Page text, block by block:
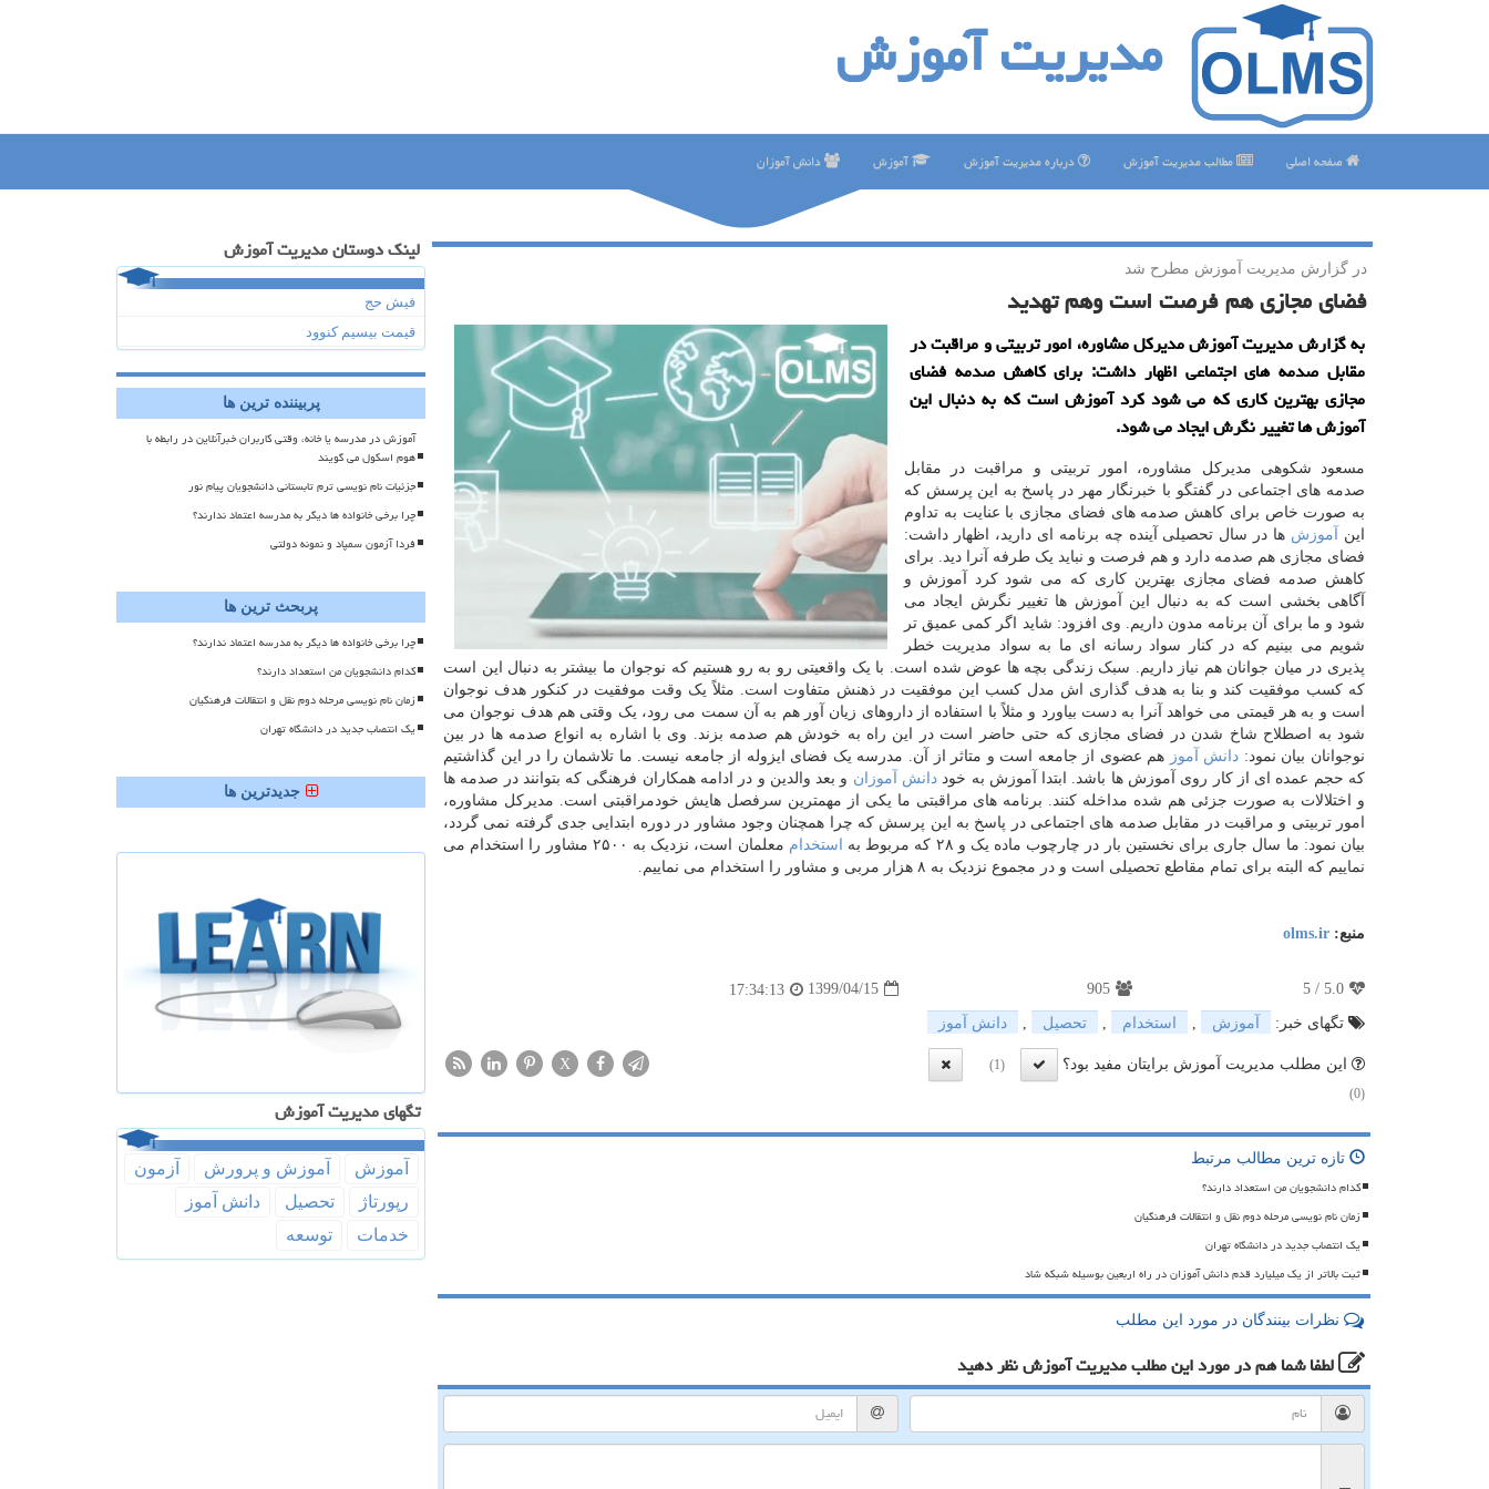
مدیریت آموزش
صفحه اصلی مطالب مدیریت آموزش درباره مدیریت آموزش آموزش دانش آموزان
در گزارش مدیریت آموزش مطرح شد
فضای مجازی هم فرصت است وهم تهدید
به گزارش مدیریت آموزش مدیركل مشاوره، امور تربیتی و مراقبت در
مقابل صدمه های اجتماعی اظهار داشت: برای كاهش صدمه فضای
مجازی بهترین كاری كه می شود كرد آموزش است كه به دنبال این
آموزش ها تغییر نگرش ایجاد می شود.
مسعود شکوهی مدیرکل مشاوره، امور تربیتی و مراقبت در مقابل
صدمه های اجتماعی در گفتگو با خبرنگار مهر در پاسخ به این پرسش که
به صورت خاص برای کاهش صدمه های فضای مجازی با عنایت به تداوم
این
آموزش ها در سال تحصیلی آینده چه برنامه ای دارید، اظهار داشت:
فضای مجازی هم صدمه دارد و هم فرصت و نباید یک طرفه آنرا دید. برای
کاهش صدمه فضای مجازی بهترین کاری که می شود کرد آموزش و
آگاهی بخشی است که به دنبال این آموزش ها تغییر نگرش ایجاد می
شود و ما برای آن برنامه مدون داریم. وی افزود: شاید اگر کمی عمیق تر
شویم می بینیم که در کنار سواد رسانه ای ما به سواد مدیریت خطر
پذیری در میان جوانان هم نیاز داریم. سبک زندگی بچه ها عوض شده است. با یک واقعیتی رو به رو هستیم که نوجوان ما بیشتر به دنبال این است
که کسب موفقیت کند و بنا به هدف گذاری اش مدل کسب این موفقیت در ذهنش متفاوت است. مثلاً یک وقت موفقیت در کنکور هدف نوجوان
است و به هر قیمتی می خواهد آنرا به دست بیاورد و مثلاً با استفاده از داروهای زیان آور هم به آن سمت می رود، یک وقتی هم هدف نوجوان می
شود به اصطلاح شاخ شدن در فضای مجازی که حتی حاضر است در این راه به خودش هم صدمه بزند. وی با اشاره به انواع صدمه ها در بین
نوجوانان بیان نمود: دانش آموز هم عضوی از جامعه است و متاثر از آن. مدرسه یک فضای ایزوله از جامعه نیست. ما تلاشمان را در این گذاشتیم
که حجم عمده ای از کار روی آموزش ها باشد. ابتدا آموزش به خود دانش آموزان و بعد والدین و در ادامه همکاران فرهنگی که بتوانند در صدمه ها
و اختلالات به صورت جزئی هم شده مداخله کنند. برنامه های مراقبتی ما یکی از مهمترین سرفصل هایش خودمراقبتی است. مدیرکل مشاوره،
امور تربیتی و مراقبت در مقابل صدمه های اجتماعی در پاسخ به این پرسش که چرا همچنان وجود مشاور در دوره ابتدایی جدی گرفته نمی گردد،
بیان نمود: ما سال جاری برای نخستین بار در چارچوب ماده یک و ۲۸ که مربوط به
استخدام
معلمان است، نزدیک به ۲۵۰۰ مشاور را استخدام می
نماییم که البته برای تمام مقاطع تحصیلی است و در مجموع نزدیک به ۸ هزار مربی و مشاور را استخدام می نماییم.
منبع: olms.ir
5.0
/
5
905
1399/04/15
17:34:13
تگهای خبر:
آموزش استخدام تحصیل دانش آموز
این مطلب مدیریت آموزش برایتان مفید بود؟
(1)
(0)
X
تازه ترین مطالب مرتبط
کدام دانشجویان من استعداد دارند؟
زمان نام نویسی مرحله دوم نقل و انتقالات فرهنگیان
یک انتصاب جدید در دانشگاه تهران
ثبت بالاتر از یک میلیارد قدم دانش آموزان در راه اربعین بوسیله شبکه شاد
نظرات بینندگان در مورد این مطلب
لطفا شما همدر مورد این مطلب مدیریت آموزشنظر دهید
لینک دوستان مدیریت آموزش
فیش حج
قیمت بیسیم کنوود
پربیننده ترین ها
آموزش در مدرسه یا خانه، وقتی کاربران خبرآنلاین در رابطه با
هوم اسکول می گویند
جزئیات نام نویسی ترم تابستانی دانشجویان پیام نور
چرا برخی خانواده ها دیگر به مدرسه اعتماد ندارند؟
فردا آزمون سمپاد و نمونه دولتی
پربحث ترین ها
چرا برخی خانواده ها دیگر به مدرسه اعتماد ندارند؟
کدام دانشجویان من استعداد دارند؟
زمان نام نویسی مرحله دوم نقل و انتقالات فرهنگیان
یک انتصاب جدید در دانشگاه تهران
جدیدترین ها
تگهای مدیریت آموزش
آموزش آموزش و پرورش
آزمون
رپورتاژ
تحصیل
دانش آموز
خدمات
توسعه